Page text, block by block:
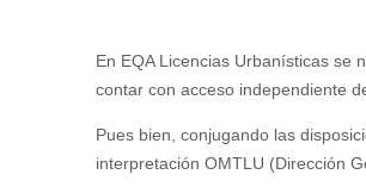
En EQA Licencias Urbanísticas se
contar con acceso independiente
Pues bien, conjugando las
interpretación OMTLU (Dirección